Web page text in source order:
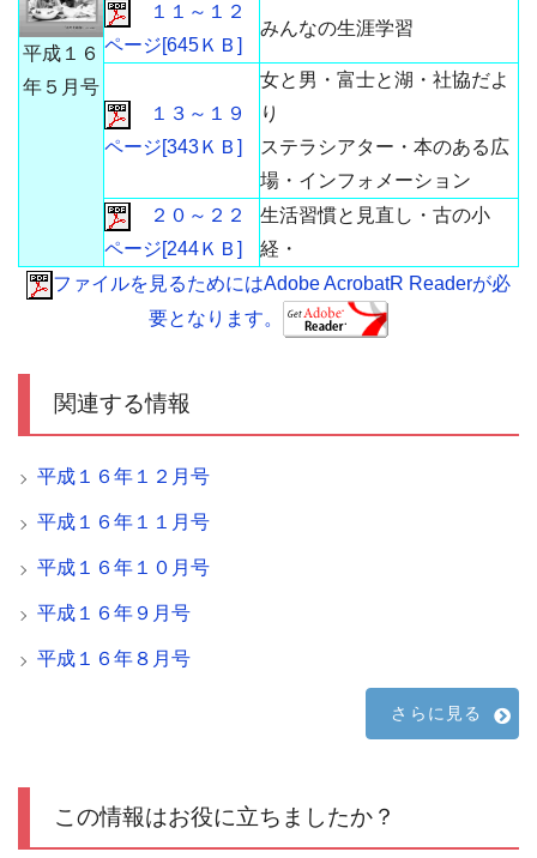
平成１６
年５月号
１１～１２
ページ[645ＫＢ]
みんなの生涯学習
１３～１９
ページ[343ＫＢ]
女と男・富士と湖・社協だよ
り
ステラシアター・本のある広
場・インフォメーション
２０～２２
ページ[244ＫＢ]
生活習慣と見直し・古の小
経・
ファイルを見るためにはAdobe AcrobatR Readerが必
要となります。
関連する情報
平成１６年１２月号
平成１６年１１月号
平成１６年１０月号
平成１６年９月号
平成１６年８月号
さらに見る
この情報はお役に立ちましたか？